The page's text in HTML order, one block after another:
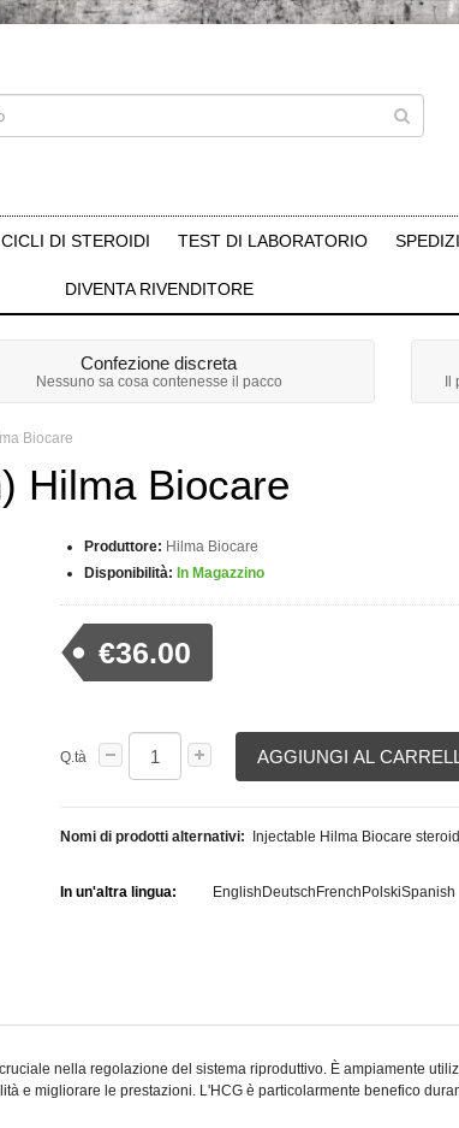
CICLI DI STEROIDI TEST DI LABORATORIO
DIVENTA RIVENDITORE
Confezione discreta
Nessuno sa cosa contenesse il pacco
Biocare
Hilma Biocare
Produttore: Hilma Biocare
Disponibilità: In Magazzino
€36.00
Q.tà AGGIUNGI AL
Nomi di prodotti alternativi: Injectable Hilma Biocare steroid
In un'altra lingua: English Deutsch French PolskiSpanish
nella regolazione del sistema riproduttivo. È ampiamente
e migliorare le prestazioni. L'HCG è particolarmente benefico